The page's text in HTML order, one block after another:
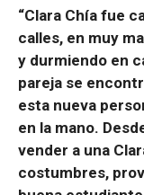
“Clara Chía fue
calles, en muy
y durmiendo en
pareja se
esta nueva
en la mano.
vender a una
costumbres,